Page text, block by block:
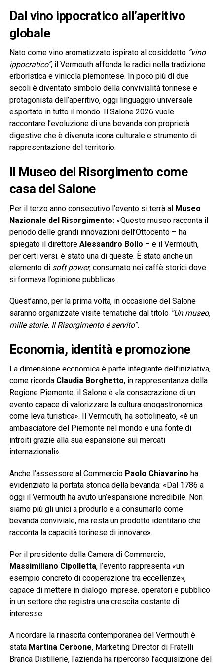
Dal vino ippocratico all’aperitivo
globale
Nato come vino aromatizzato ispirato al cosiddetto “vino
ippocratico”, il Vermouth affonda le radici nella tradizione
erboristica e vinicola piemontese. In poco più di due
secoli è diventato simbolo della convivialità torinese e
protagonista dell’aperitivo, oggi linguaggio universale
esportato in tutto il mondo. Il Salone 2026 vuole
raccontare l’evoluzione di una bevanda con proprietà
digestive che è divenuta icona culturale e strumento di
rappresentazione del territorio.
Il Museo del Risorgimento come
casa del Salone
Per il terzo anno consecutivo l’evento si terrà al Museo
Nazionale del Risorgimento: «Questo museo racconta il
periodo delle grandi innovazioni dell’Ottocento – ha
spiegato il direttore Alessandro Bollo – e il Vermouth,
per certi versi, è stato una di queste. È stato anche un
elemento di soft power, consumato nei caffè storici dove
si formava l’opinione pubblica».
Quest’anno, per la prima volta, in occasione del Salone
saranno organizzate visite tematiche dal titolo “Un museo,
mille storie. Il Risorgimento è servito”.
Economia, identità e promozione
La dimensione economica è parte integrante dell’iniziativa,
come ricordaClaudia Borghetto, in rappresentanza della
Regione Piemonte, il Salone è «la consacrazione di un
evento capace di valorizzare la cultura enogastronomica
come leva turistica». Il Vermouth, ha sottolineato, «è un
ambasciatore del Piemonte nel mondo e una fonte di
introiti grazie alla sua espansione sui mercati
internazionali».
Anche l’assessore al Commercio Paolo Chiavarino ha
evidenziato la portata storica della bevanda: «Dal 1786 a
oggi il Vermouth ha avuto un’espansione incredibile. Non
siamo più gli unici a produrlo e a consumarlo come
bevanda conviviale, ma resta un prodotto identitario che
racconta la capacità torinese di innovare».
Per il presidente della Camera di Commercio,
Massimiliano Cipolletta, l’evento rappresenta «un
esempio concreto di cooperazione tra eccellenze»,
capace di mettere in dialogo imprese, operatori e pubblico
in un settore che registra una crescita costante di
interesse.
A ricordare la rinascita contemporanea del Vermouth è
stata Martina Cerbone, Marketing Director di Fratelli
Branca Distillerie, l’azienda ha ripercorso l’acquisizione del